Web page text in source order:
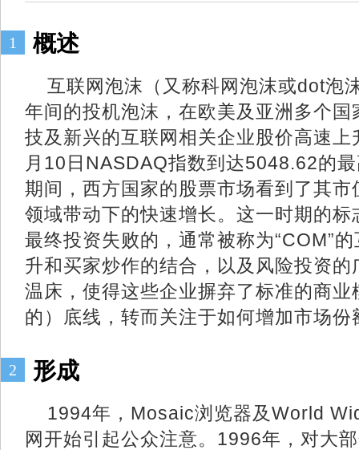
1 概述
互联网泡沫（又称科网泡沫或dot泡
年间的投机泡沫，在欧美及亚洲多个
技及新兴的互联网相关企业股价高速
月10日NASDAQ指数到达5048.62的
期间，西方国家的股票市场看到了其
领域带动下的快速增长。这一时期的
最终投资失败的，通常被称为“COM”
升和买家炒作的结合，以及风险投资
温床，使得这些企业摒弃了标准的商
的）底线，转而关注于如何增加市场份
2 形成
1994年，Mosaic浏览器及World
网开始引起公众注意。1996年，对大